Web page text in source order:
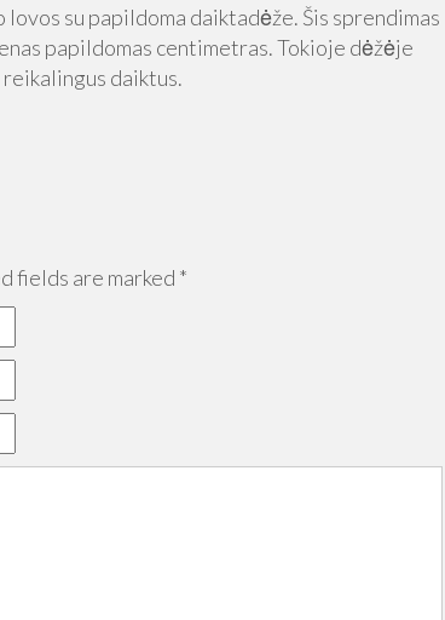
su papildoma daiktadėže. Šis sprendimas
papildomas centimetras. Tokioje dėžėje
daiktus.
fields are marked *